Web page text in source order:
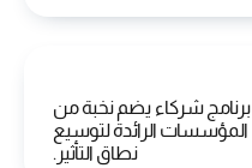
برنامج شركاء يضم نخبة من
المؤسسات الرائدة لتوسيع
نطاق التأثير.